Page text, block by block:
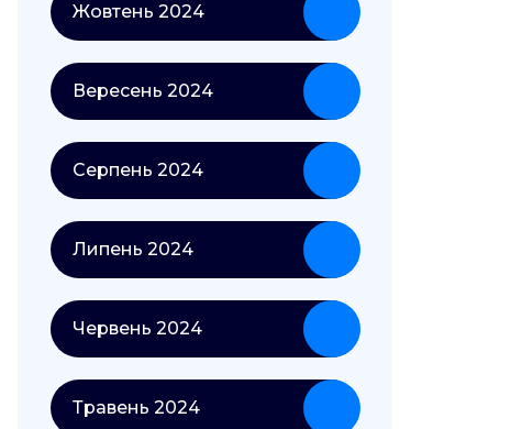
Жовтень 2024
Вересень 2024
Серпень 2024
Липень 2024
Червень 2024
Травень 2024